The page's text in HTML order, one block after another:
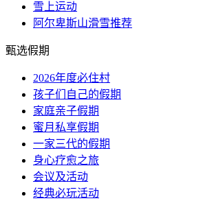
雪上运动
阿尔卑斯山滑雪推荐
甄选假期
2026年度必住村
孩子们自己的假期
家庭亲子假期
蜜月私享假期
一家三代的假期
身心疗愈之旅
会议及活动
经典必玩活动